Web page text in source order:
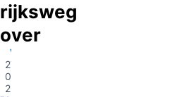
Zaken
rijksweg
over
Vriezenveen
27-
04-
2026